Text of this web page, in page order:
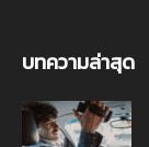
บทความล่าสุด